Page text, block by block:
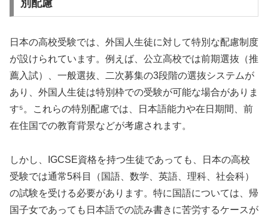
別配慮
日本の高校受験では、外国人生徒に対して特別な配慮制度
が設けられています。例えば、公立高校では前期選抜（推
薦入試）、一般選抜、二次募集の3段階の選抜システムが
あり、外国人生徒は特別枠での受験が可能な場合がありま
す⁵。これらの特別配慮では、日本語能力や在日期間、前
在住国での教育背景などが考慮されます。
しかし、IGCSE資格を持つ生徒であっても、日本の高校
受験では通常5科目（国語、数学、英語、理科、社会科）
の試験を受ける必要があります。特に国語については、帰
国子女であっても日本語での読み書きに苦労するケースが